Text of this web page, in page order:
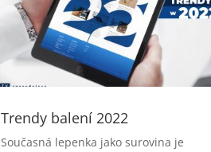
Trendy balení 2022
Současná lepenka jako surovina je